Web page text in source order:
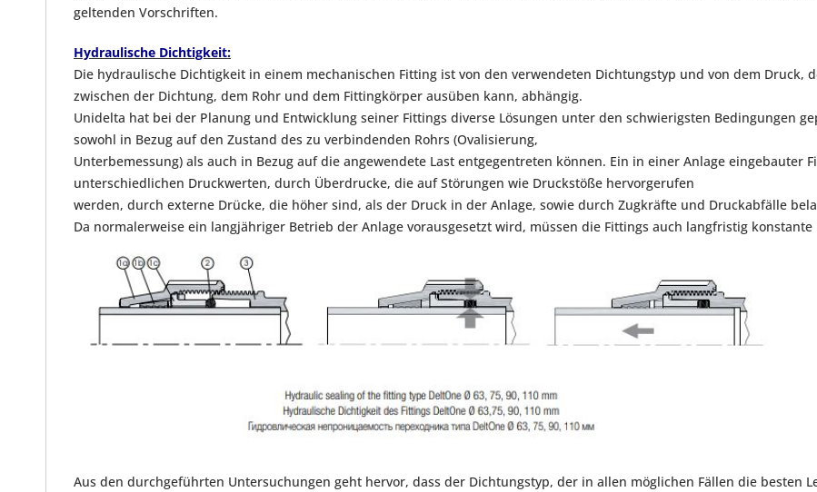
geltenden Vorschriften.
Hydraulische Dichtigkeit:
Die hydraulische Dichtigkeit in einem mechanischen Fitting ist von den verwendeten Dichtungstyp und von dem Druck,
zwischen der Dichtung, dem Rohr und dem Fittingkörper ausüben kann, abhängig.
Unidelta hat bei der Planung und Entwicklung seiner Fittings diverse Lösungen unter den schwierigsten Bedingungen
sowohl in Bezug auf den Zustand des zu verbindenden Rohrs (Ovalisierung,
Unterbemessung) als auch in Bezug auf die angewendete Last entgegentreten können. Ein in einer Anlage eingebauter
unterschiedlichen Druckwerten, durch Überdrucke, die auf Störungen wie Druckstöße hervorgerufen
werden, durch externe Drücke, die höher sind, als der Druck in der Anlage, sowie durch Zugkräfte und Druckabfälle
Da normalerweise ein langjähriger Betrieb der Anlage vorausgesetzt wird, müssen die Fittings auch langfristig
Aus den durchgeführten Untersuchungen geht hervor, dass der Dichtungstyp, der in allen möglichen Fällen die besten